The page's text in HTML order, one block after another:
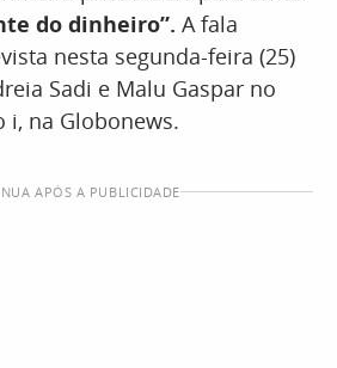
do dinheiro”. A fala
nesta segunda-feira (25)
Sadi e Malu Gaspar no
i, na Globonews.
APÓS A PUBLICIDADE